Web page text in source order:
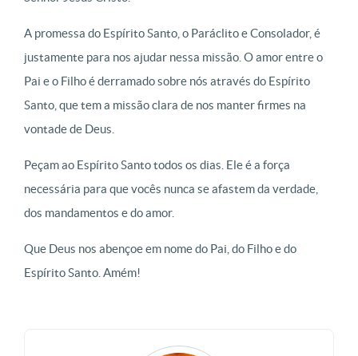
A promessa do Espírito Santo, o Paráclito e Consolador, é
justamente para nos ajudar nessa missão. O amor entre o
Pai e o Filho é derramado sobre nós através do Espírito
Santo, que tem a missão clara de nos manter firmes na
vontade de Deus.
Peçam ao Espírito Santo todos os dias. Ele é a força
necessária para que vocês nunca se afastem da verdade,
dos mandamentos e do amor.
Que Deus nos abençoe em nome do Pai, do Filho e do
Espírito Santo. Amém!